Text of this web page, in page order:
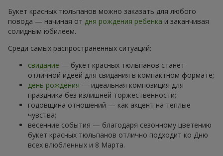
Букет красных тюльпанов можно заказать для любого
повода — начиная от дня рождения ребенка и заканчивая
солидным юбилеем.
Среди самых распространенных ситуаций:
свидание — букет красных тюльпанов станет
отличной идеей для свидания в компактном формате;
день рождения — идеальная композиция для
праздника без излишней торжественности;
годовщина отношений — как акцент на теплые
чувства;
весенние события — благодаря сезонному цветению
букет красных тюльпанов отлично подходит ко Дню
всех влюбленных и 8 Марта.